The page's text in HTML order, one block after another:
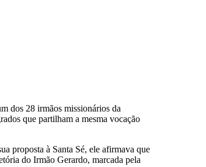
dos 28 irmãos missionários da
que partilham a mesma vocação
proposta à Santa Sé, ele afirmava que
do Irmão Gerardo, marcada pela